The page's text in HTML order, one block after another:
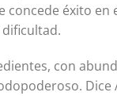
concede éxito
con
Dice